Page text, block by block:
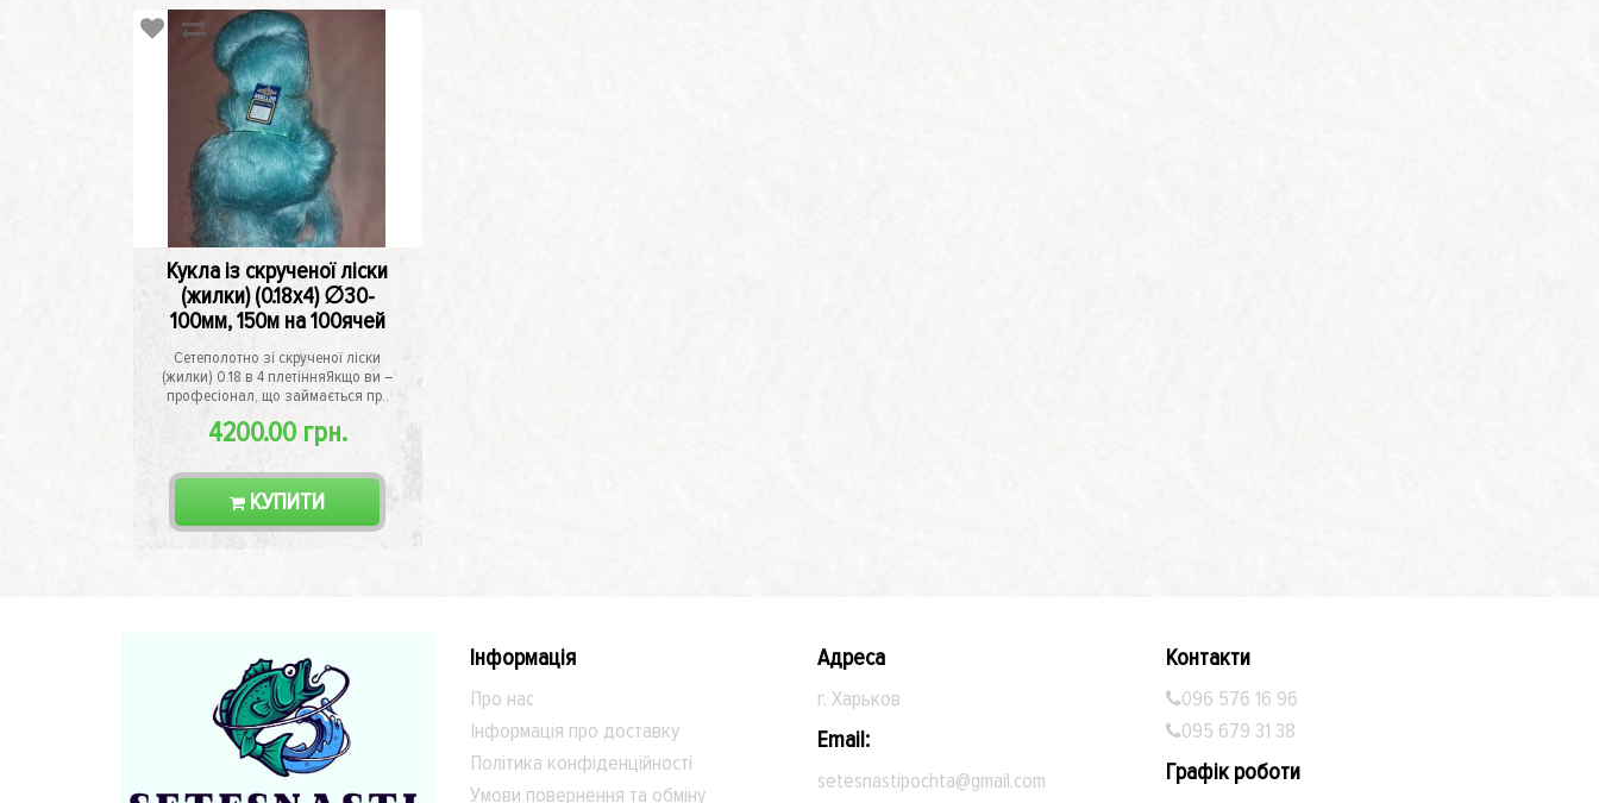
Кукла із скрученої ліски
(жилки) (0.18х4) ∅30-
100мм, 150м на 100ячей
Сетеполотно зі скрученої ліски
(жилки) 0.18 в 4 плетінняЯкщо ви –
професіонал, що займається пр..
4200.00 грн.
КУПИТИ
Інформація
Про нас
Інформація про доставку
Політика конфіденційності
Умови повернення та обміну
Адреса
г. Харьков
Email:
setesnastipochta@gmail.com
Контакти
096 576 16 96
095 679 31 38
Графік роботи